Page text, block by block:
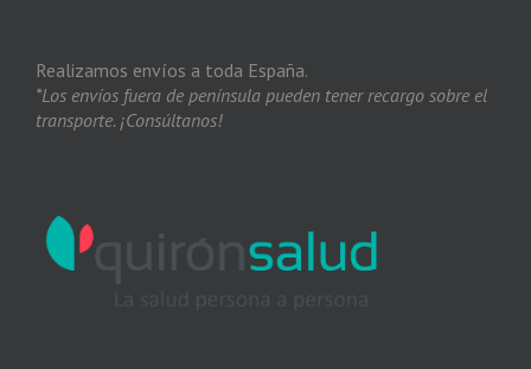
Realizamos envíos a toda España.
*Los envíos fuera de península pueden tener recargo sobre el
transporte. ¡Consúltanos!